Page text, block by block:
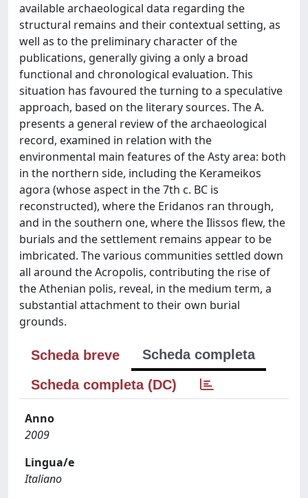
available archaeological data regarding the
structural remains and their contextual setting, as
well as to the preliminary character of the
publications, generally giving a only a broad
functional and chronological evaluation. This
situation has favoured the turning to a speculative
approach, based on the literary sources. The A.
presents a general review of the archaeological
record, examined in relation with the
environmental main features of the Asty area: both
in the northern side, including the Kerameikos
agora (whose aspect in the 7th c. BC is
reconstructed), where the Eridanos ran through,
and in the southern one, where the Ilissos flew, the
burials and the settlement remains appear to be
imbricated. The various communities settled down
all around the Acropolis, contributing the rise of
the Athenian polis, reveal, in the medium term, a
substantial attachment to their own burial
grounds.
Scheda breve
Scheda completa
Scheda completa (DC)
Anno
2009
Lingua/e
Italiano